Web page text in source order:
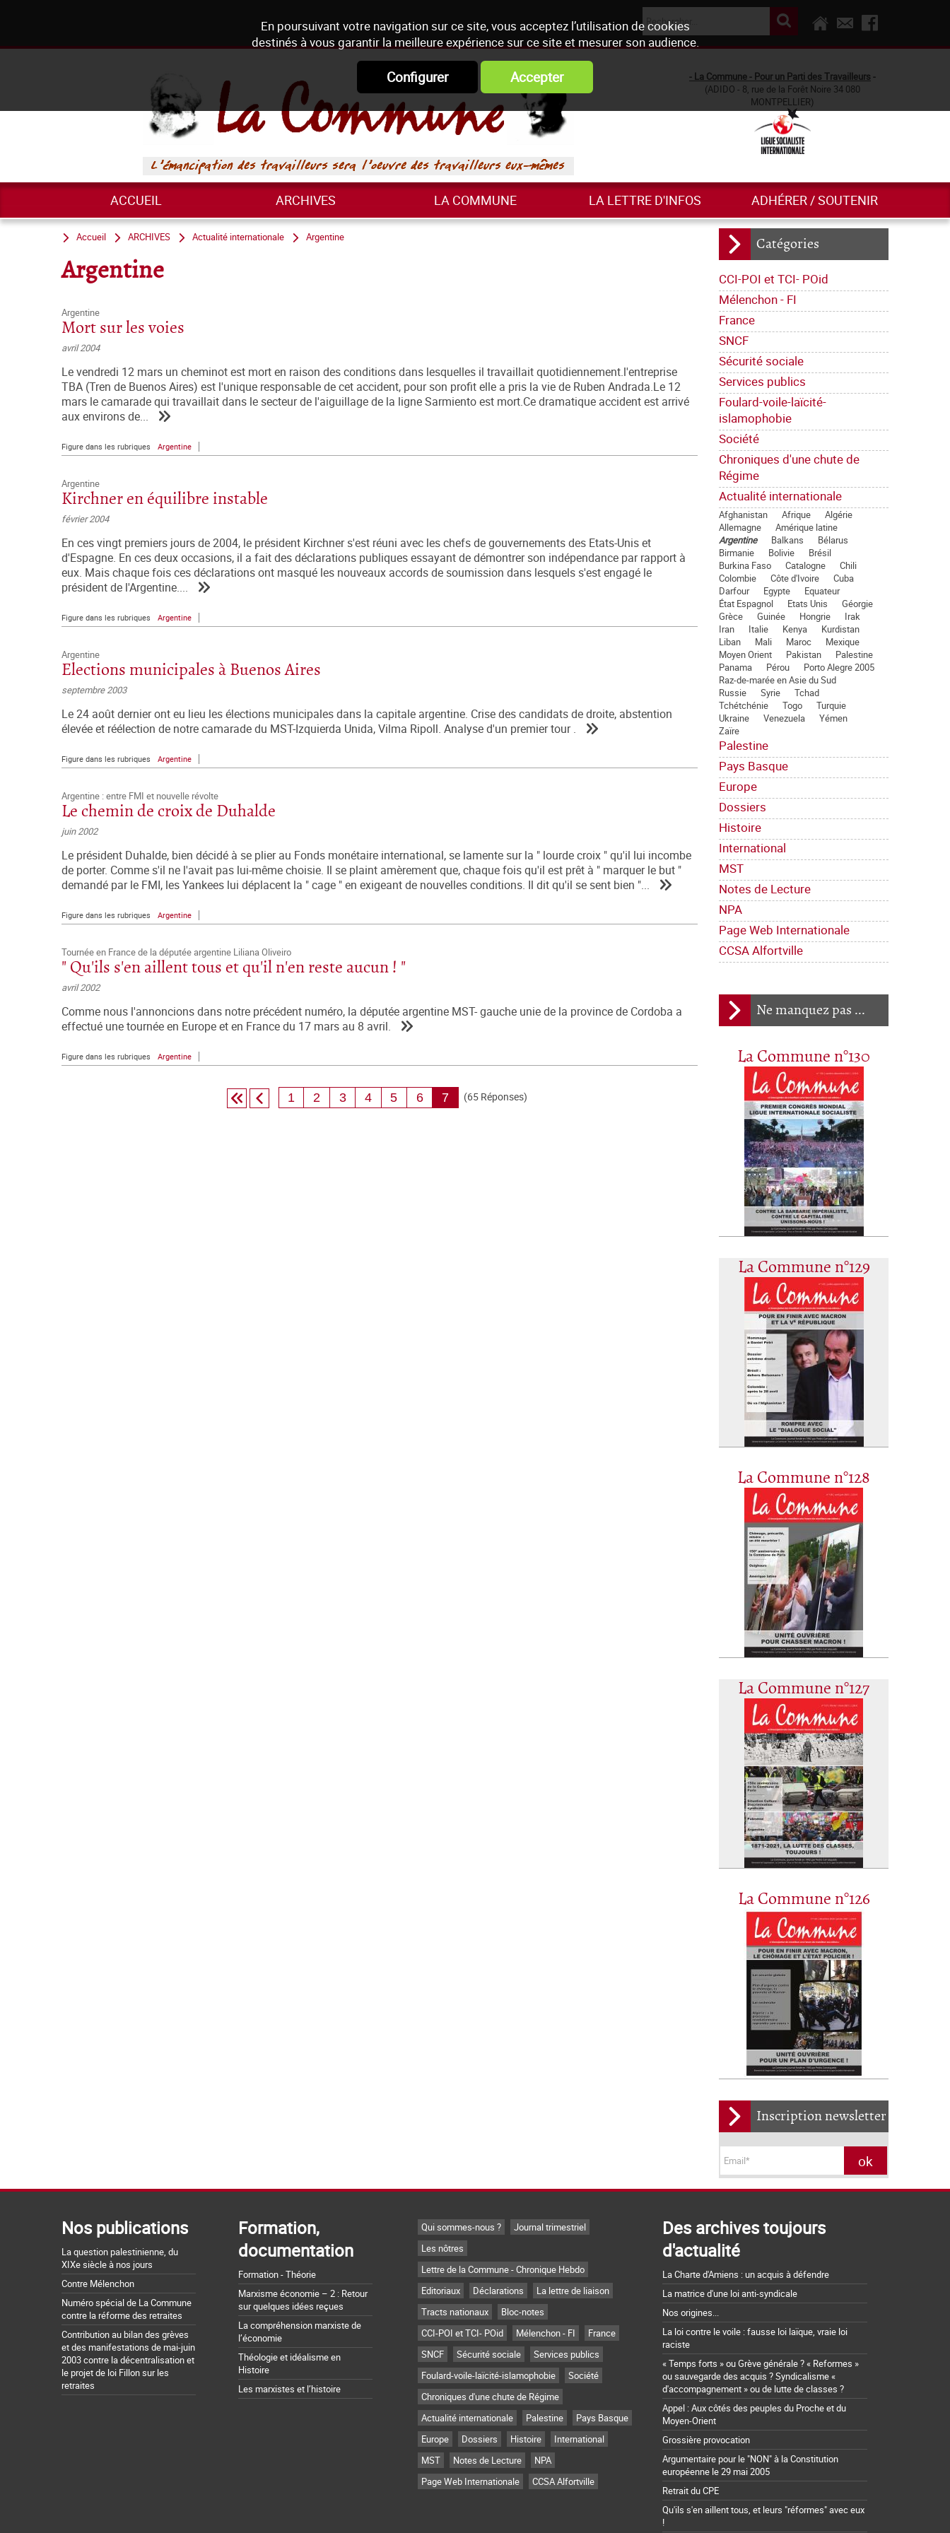
En poursuivant votre navigation sur ce site, vous acceptez l’utilisation de cookies
destinés à vous garantir la meilleure expérience sur ce site et mesurer son audience.
Configurer Accepter - La Commune - Pour un Parti des Travailleurs -
(ADIDO - 8, rue de la Forêt Noire 34 080
MONTPELLIER)
ACCUEIL ARCHIVES LA COMMUNE LA LETTRE D'INFOS ADHÉRER / SOUTENIR
Catégories
CCI-POI et TCI- POid
Mélenchon - FI
France
SNCF
Sécurité sociale
Services publics
Foulard-voile-laïcité-
islamophobie
Société
Chroniques d'une chute de
Régime
Actualité internationale
Afghanistan Afrique
Algérie
Allemagne
Amérique latine
Argentine
Balkans
Bélarus
Birmanie
Bolivie
Brésil
Burkina Faso
Catalogne
Chili
Colombie
Côte d'Ivoire
Cuba
Darfour
Egypte
Equateur
État Espagnol
Etats Unis
Géorgie
Grèce
Guinée Hongrie
Irak
Iran
Italie Kenya
Kurdistan
Liban
Mali Maroc
Mexique
Moyen Orient
Pakistan
Palestine
Panama
Pérou
Porto Alegre 2005
Raz-de-marée en Asie du Sud
Russie
Syrie
Tchad
Tchétchénie
Togo
Turquie
Ukraine
Venezuela
Yémen
Zaïre
Palestine
Pays Basque
Europe
Dossiers
Histoire
International
MST
Notes de Lecture
NPA
Page Web Internationale
CCSA Alfortville
Ne manquez pas ...
La Commune n°130
La Commune n°129
La Commune n°128
La Commune n°127
La Commune n°126
Inscription newsletter
Accueil ARCHIVES Actualité internationale Argentine
Argentine
Argentine
Mort sur les voies
avril 2004
Le vendredi 12 mars un cheminot est mort en raison des conditions dans lesquelles il travaillait quotidiennement.l'entreprise
TBA (Tren de Buenos Aires) est l'unique responsable de cet accident, pour son profit elle a pris la vie de Ruben Andrada.Le 12
mars le camarade qui travaillait dans le secteur de l'aiguillage de la ligne Sarmiento est mort.Ce dramatique accident est arrivé
aux environs de...
Figure dans les rubriques Argentine
Argentine
Kirchner en équilibre instable
février 2004
En ces vingt premiers jours de 2004, le président Kirchner s'est réuni avec les chefs de gouvernements des Etats-Unis et
d'Espagne. En ces deux occasions, il a fait des déclarations publiques essayant de démontrer son indépendance par rapport à
eux. Mais chaque fois ces déclarations ont masqué les nouveaux accords de soumission dans lesquels s'est engagé le
président de l'Argentine....
Figure dans les rubriques Argentine
Argentine
Elections municipales à Buenos Aires
septembre 2003
Le 24 août dernier ont eu lieu les élections municipales dans la capitale argentine. Crise des candidats de droite, abstention
élevée et réélection de notre camarade du MST-Izquierda Unida, Vilma Ripoll. Analyse d'un premier tour .
Figure dans les rubriques Argentine
Argentine : entre FMI et nouvelle révolte
Le chemin de croix de Duhalde
juin 2002
Le président Duhalde, bien décidé à se plier au Fonds monétaire international, se lamente sur la " lourde croix " qu'il lui incombe
de porter. Comme s'il ne l'avait pas lui-même choisie. Il se plaint amèrement que, chaque fois qu'il est prêt à " marquer le but "
demandé par le FMI, les Yankees lui déplacent la " cage " en exigeant de nouvelles conditions. Il dit qu'il se sent bien "...
Figure dans les rubriques Argentine
Tournée en France de la députée argentine Liliana Oliveiro
" Qu'ils s'en aillent tous et qu'il n'en reste aucun ! "
avril 2002
Comme nous l'annoncions dans notre précédent numéro, la députée argentine MST- gauche unie de la province de Cordoba a
effectué une tournée en Europe et en France du 17 mars au 8 avril.
Figure dans les rubriques Argentine
1 2 3 4 5 6 7 (65 Réponses)
Nos publications
La question palestinienne, du
XIXe siècle à nos jours
Contre Mélenchon
Numéro spécial de La Commune
contre la réforme des retraites
Contribution au bilan des grèves
et des manifestations de mai-juin
2003 contre la décentralisation et
le projet de loi Fillon sur les
retraites
Formation,
documentation
Formation - Théorie
Marxisme économie – 2 : Retour
sur quelques idées reçues
La compréhension marxiste de
l’économie
Théologie et idéalisme en
Histoire
Les marxistes et l’histoire
Qui sommes-nous ?
Journal trimestriel
Les nôtres
Lettre de la Commune - Chronique Hebdo
Editoriaux
Déclarations
La lettre de liaison
Tracts nationaux
Bloc-notes
CCI-POI et TCI- POid
Mélenchon - FI
France
SNCF
Sécurité sociale
Services publics
Foulard-voile-laïcité-islamophobie
Société
Chroniques d'une chute de Régime
Actualité internationale
Palestine
Pays Basque
Europe
Dossiers Histoire
International
MST
Notes de Lecture
NPA
Page Web Internationale
CCSA Alfortville
Des archives toujours
d'actualité
La Charte d'Amiens : un acquis à défendre
La matrice d'une loi anti-syndicale
Nos origines...
La loi contre le voile : fausse loi laïque, vraie loi
raciste
« Temps forts » ou Grève générale ? « Reformes »
ou sauvegarde des acquis ? Syndicalisme «
d'accompagnement » ou de lutte de classes ?
Appel : Aux côtés des peuples du Proche et du
Moyen-Orient
Grossière provocation
Argumentaire pour le "NON" à la Constitution
européenne le 29 mai 2005
Retrait du CPE
Qu'ils s'en aillent tous, et leurs "réformes" avec eux
!